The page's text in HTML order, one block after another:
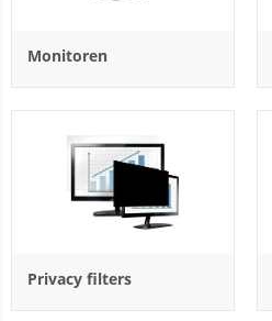
Monitoren
Privacy filters